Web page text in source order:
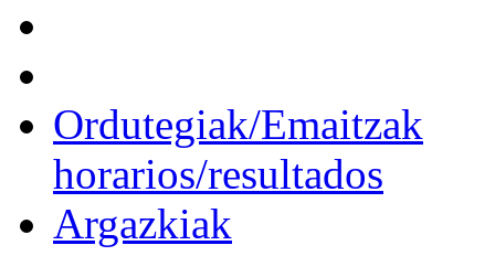
Ordutegiak/Emaitzak
horarios/resultados
Argazkiak